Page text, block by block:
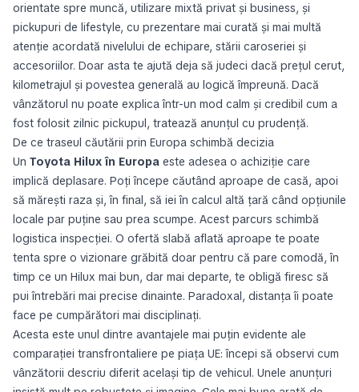
orientate spre muncă, utilizare mixtă privat și business, și
pickupuri de lifestyle, cu prezentare mai curată și mai multă
atenție acordată nivelului de echipare, stării caroseriei și
accesoriilor. Doar asta te ajută deja să judeci dacă prețul cerut,
kilometrajul și povestea generală au logică împreună. Dacă
vânzătorul nu poate explica într-un mod calm și credibil cum a
fost folosit zilnic pickupul, tratează anunțul cu prudență.
De ce traseul căutării prin Europa schimbă decizia
Un Toyota Hilux în Europa este adesea o achiziție care
implică deplasare. Poți începe căutând aproape de casă, apoi
să mărești raza și, în final, să iei în calcul altă țară când opțiunile
locale par puține sau prea scumpe. Acest parcurs schimbă
logistica inspecției. O ofertă slabă aflată aproape te poate
tenta spre o vizionare grăbită doar pentru că pare comodă, în
timp ce un Hilux mai bun, dar mai departe, te obligă firesc să
pui întrebări mai precise dinainte. Paradoxal, distanța îi poate
face pe cumpărători mai disciplinați.
Acesta este unul dintre avantajele mai puțin evidente ale
comparației transfrontaliere pe piața UE: începi să observi cum
vânzătorii descriu diferit același tip de vehicul. Unele anunțuri